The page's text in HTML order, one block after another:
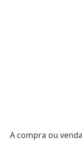
A compra ou